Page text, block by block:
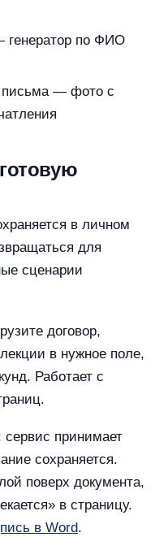
генератор по ФИО
— фото с
в личном
для
сценарии
договор,
в нужное поле,
Работает с
сервис принимает
сохраняется.
поверх документа,
в страницу.
в Word.